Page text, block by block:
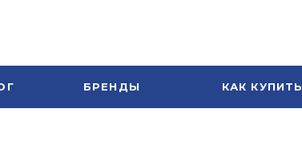
БРЕНДЫ КАК КУПИТЬ